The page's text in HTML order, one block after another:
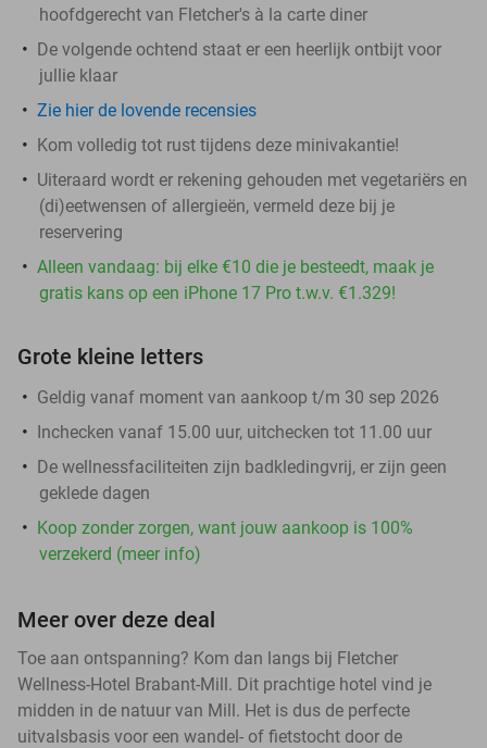
hoofdgerecht van Fletcher's à la carte diner
De volgende ochtend staat er een heerlijk ontbijt voor
jullie klaar
Zie hier de lovende recensies
Kom volledig tot rust tijdens deze minivakantie!
Uiteraard wordt er rekening gehouden met vegetariërs en
(di)eetwensen of allergieën, vermeld deze bij je
reservering
Alleen vandaag: bij elke €10 die je besteedt, maak je
gratis kans op een iPhone 17 Pro t.w.v. €1.329!
Grote kleine letters
Geldig vanaf moment van aankoop t/m 30 sep 2026
Inchecken vanaf 15.00 uur, uitchecken tot 11.00 uur
De wellnessfaciliteiten zijn badkledingvrij, er zijn geen
geklede dagen
Koop zonder zorgen, want jouw aankoop is 100%
verzekerd (meer info)
Meer over deze deal
Toe aan ontspanning? Kom dan langs bij Fletcher
Wellness-Hotel Brabant-Mill. Dit prachtige hotel vind je
midden in de natuur van Mill. Het is dus de perfecte
uitvalsbasis voor een wandel- of fietstocht door de